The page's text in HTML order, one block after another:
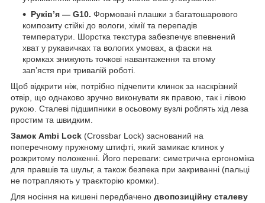
Руківʼя — G10. Формовані плашки з багатошарового
композиту стійкі до вологи, хімії та перепадів
температури. Шорстка текстура забезпечує впевнений
хват у рукавичках та вологих умовах, а фаски на
кромках знижують точкові навантаження та втому
запʼястя при тривалій роботі.
Щоб відкрити ніж, потрібно підчепити клинок за наскрізний
отвір, що однаково зручно виконувати як правою, так і лівою
рукою. Сталеві підшипники в осьовому вузлі роблять хід леза
простим та швидким.
Замок Ambi Lock (Crossbar Lock) заснований на
поперечному пружному штифті, який замикає клинок у
розкритому положенні. Його переваги: симетрична ергономіка
для правшів та шульг, а також безпека при закриванні (пальці
не потрапляють у траєкторію кромки).
Для носіння на кишені передбачено двопозиційну сталеву